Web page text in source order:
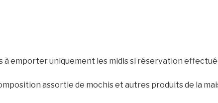
à emporter uniquement les midis si réservation
assortie de mochis et autres produits de la